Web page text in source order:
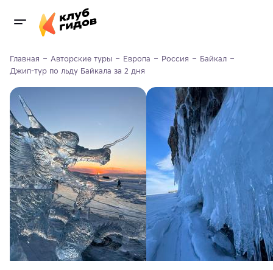
Главная Авторские туры Европа Россия
Байкал
Джип-тур по льду Байкала за 2 дня